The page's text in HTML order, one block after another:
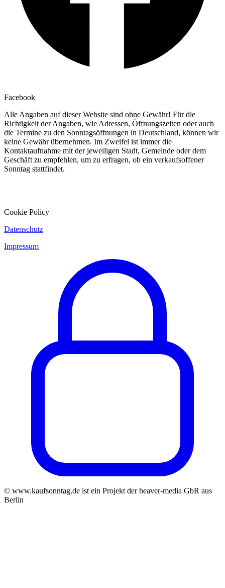
Facebook
Alle Angaben auf dieser Website sind ohne Gewähr! Für die
Richtigkeit der Angaben, wie Adressen, Öffnungszeiten oder auch
die Termine zu den Sonntagsöffnungen in Deutschland, können wir
keine Gewähr übernehmen. Im Zweifel ist immer die
Kontaktaufnahme mit der jeweiligen Stadt, Gemeinde oder dem
Geschäft zu empfehlen, um zu erfragen, ob ein verkaufsoffener
Sonntag stattfindet.
Cookie Policy
Datenschutz
Impressum
© www.kaufsonntag.de ist ein Projekt der beaver-media GbR aus
Berlin